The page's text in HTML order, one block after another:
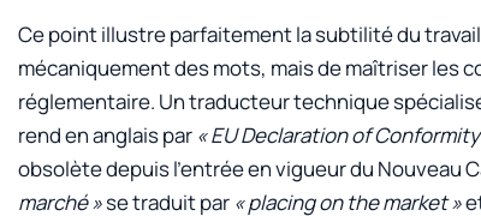
Ce point illustre parfaitement la subtilité du
mécaniquement des mots, mais de maîtriser les
réglementaire. Un traducteur technique
rend en anglais par « EU Declaration of
obsolète depuis l’entrée en vigueur du Nouveau
marché »se traduit par « placing on the market »